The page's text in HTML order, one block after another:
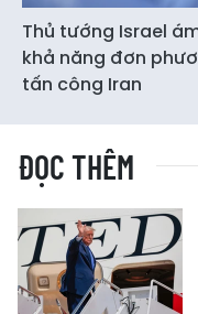
Thủ tướng Israel
khả năng đơn
tấn công Iran
ĐỌC THÊM